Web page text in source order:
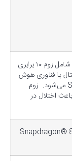
100* برابر Space Zoom شامل زوم ۱۰ برابری
دیجیتال با فناوری هوش
مصنوعی Super Resolution می‌شود. زوم
باعث اختلال در
Snapdragon®